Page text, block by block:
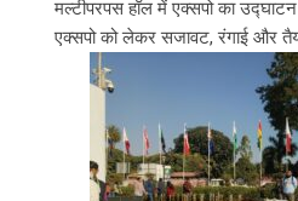
मल्टीपरपस हॉल में एक्सपो का
एक्सपो को लेकर सजावट, रंगाई और